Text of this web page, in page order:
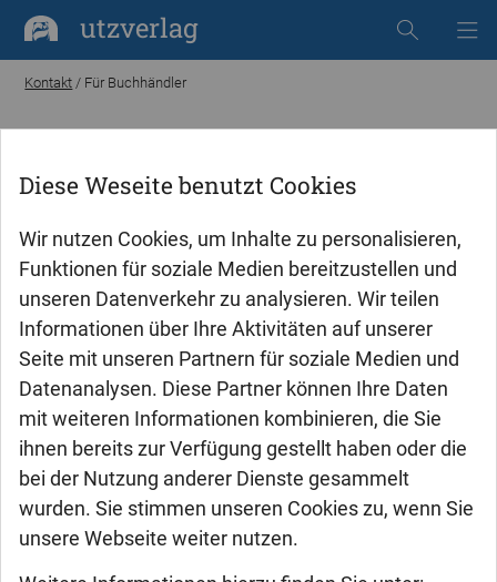
Diese Weseite benutzt Cookies
Wir nutzen Cookies, um Inhalte zu personalisieren,
Funktionen für soziale Medien bereitzustellen und
unseren Datenverkehr zu analysieren. Wir teilen
Informationen über Ihre Aktivitäten auf unserer
Seite mit unseren Partnern für soziale Medien und
Datenanalysen. Diese Partner können Ihre Daten
mit weiteren Informationen kombinieren, die Sie
ihnen bereits zur Verfügung gestellt haben oder die
bei der Nutzung anderer Dienste gesammelt
wurden. Sie stimmen unseren Cookies zu, wenn Sie
unsere Webseite weiter nutzen.
utzverlag
Kontakt / Für Buchhändler
JackF – stock.adobe.com